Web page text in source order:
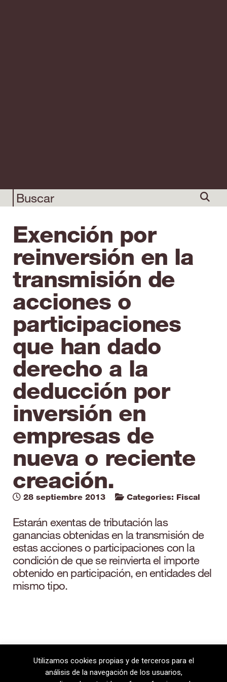
Exención por
reinversión en la
transmisión de
acciones o
participaciones
que han dado
derecho a la
deducción por
inversión en
empresas de
nueva o reciente
creación.
28 septiembre 2013 Categories: Fiscal
Estarán exentas de tributación las
ganancias obtenidas en la transmisión de
estas acciones o participaciones con la
condición de que se reinvierta el importe
obtenido en participación, en entidades del
mismo tipo.
Utilizamos cookies propias y de terceros para el
análisis de la navegación de los usuarios,